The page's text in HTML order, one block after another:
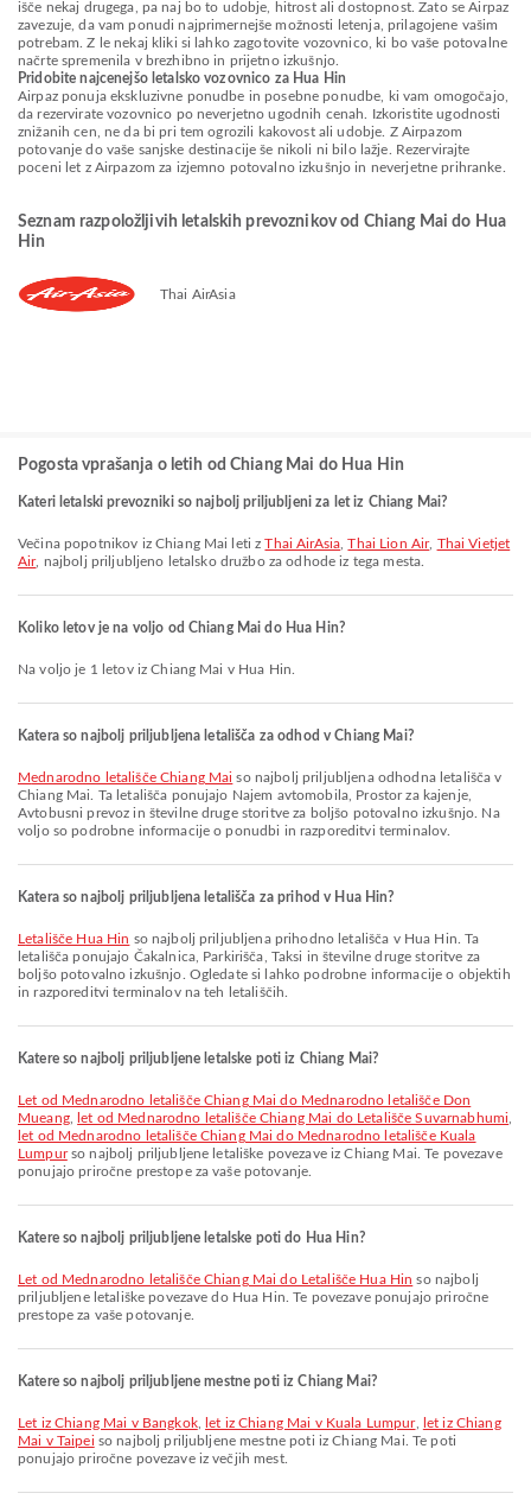
išče nekaj drugega, pa naj bo to udobje, hitrost ali dostopnost. Zato se Airpaz
zavezuje, da vam ponudi najprimernejše možnosti letenja, prilagojene vašim
potrebam. Z le nekaj kliki si lahko zagotovite vozovnico, ki bo vaše potovalne
načrte spremenila v brezhibno in prijetno izkušnjo.
Pridobite najcenejšo letalsko vozovnico za Hua Hin
Airpaz ponuja ekskluzivne ponudbe in posebne ponudbe, ki vam omogočajo,
da rezervirate vozovnico po neverjetno ugodnih cenah. Izkoristite ugodnosti
znižanih cen, ne da bi pri tem ogrozili kakovost ali udobje. Z Airpazom
potovanje do vaše sanjske destinacije še nikoli ni bilo lažje. Rezervirajte
poceni let z Airpazom za izjemno potovalno izkušnjo in neverjetne prihranke.
Seznam razpoložljivih letalskih prevoznikov od Chiang Mai do Hua
Hin
Thai AirAsia
Pogosta vprašanja o letih od Chiang Mai do Hua Hin
Kateri letalski prevozniki so najbolj priljubljeni za let iz Chiang Mai?
Večina popotnikov iz Chiang Mai leti zThai AirAsia ,Thai Lion Air, Thai Vietjet
Air, najbolj priljubljeno letalsko družbo za odhode iz tega mesta.
Koliko letov je na voljo od Chiang Mai do Hua Hin?
Na voljo je 1 letov iz Chiang Mai v Hua Hin.
Katera so najbolj priljubljena letališča za odhod v Chiang Mai?
Mednarodno letališče Chiang Mai so najbolj priljubljena odhodna letališča v
Chiang Mai. Ta letališča ponujajo Najem avtomobila, Prostor za kajenje,
Avtobusni prevoz in številne druge storitve za boljšo potovalno izkušnjo. Na
voljo so podrobne informacije o ponudbi in razporeditvi terminalov.
Katera so najbolj priljubljena letališča za prihod v Hua Hin?
Letališče Hua Hin so najbolj priljubljena prihodno letališča v Hua Hin. Ta
letališča ponujajo Čakalnica, Parkirišča, Taksi in številne druge storitve za
boljšo potovalno izkušnjo. Ogledate si lahko podrobne informacije o objektih
in razporeditvi terminalov na teh letališčih.
Katere so najbolj priljubljene letalske poti iz Chiang Mai?
let od Mednarodno letališče Chiang Mai do Mednarodno letališče Don
Mueang, let od Mednarodno letališče Chiang Mai do Letališče Suvarnabhumi
let od Mednarodno letališče Chiang Mai do Mednarodno letališče Kuala
Lumpurso najbolj priljubljene letališke povezave iz Chiang Mai. Te povezave
ponujajo priročne prestope za vaše potovanje.
Katere so najbolj priljubljene letalske poti do Hua Hin?
let od Mednarodno letališče Chiang Mai do Letališče Hua Hin so najbolj
priljubljene letališke povezave do Hua Hin. Te povezave ponujajo priročne
prestope za vaše potovanje.
Katere so najbolj priljubljene mestne poti iz Chiang Mai?
let iz Chiang Mai v Bangkok, let iz Chiang Mai v Kuala Lumpur,
let iz Chiang
Mai v Taipei so najbolj priljubljene mestne poti iz Chiang Mai. Te poti
ponujajo priročne povezave iz večjih mest.